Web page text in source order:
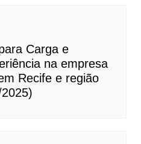
Carga e
na empresa
Recife e região